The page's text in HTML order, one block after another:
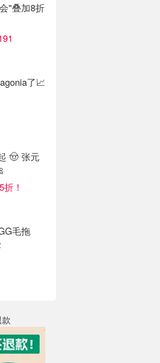
"叠加8折
了📈
🤠 张元
！
毛拖